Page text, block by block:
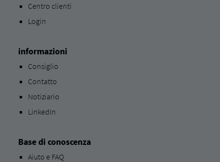
Centro clienti
Login
informazioni
Consiglio
Contatto
Notiziario
LinkedIn
Base di conoscenza
Aiuto e FAQ